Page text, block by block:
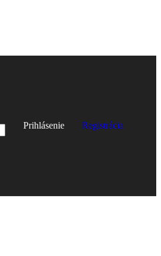
Prihlásenie Registrácia